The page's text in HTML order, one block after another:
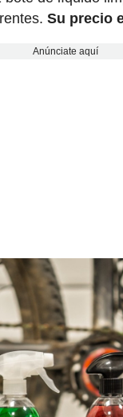
Su precio
Anúnciate aquí